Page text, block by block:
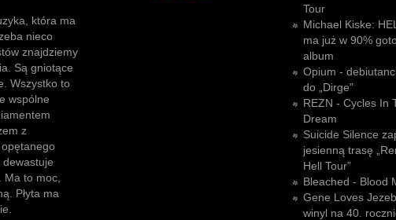
która ma
nieco
znajdziemy
Są gniotące
Wszystko to
wspólne
z
opętanego
Ma to moc,
Płyta ma
Tour
Michael Kiske:
ma już w 90%
album
Opium -
do „Dirge”
REZN - Cycles In
Dream
Suicide Silence
jesienną trasę
Hell Tour”
Bleached - Blood
Gene Loves
winyl na 40.